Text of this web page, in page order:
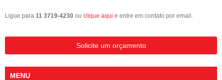
Ligue para 11 3719-4230 ou clique aqui e entre em contato por email.
Solicite um orçamento
MENU